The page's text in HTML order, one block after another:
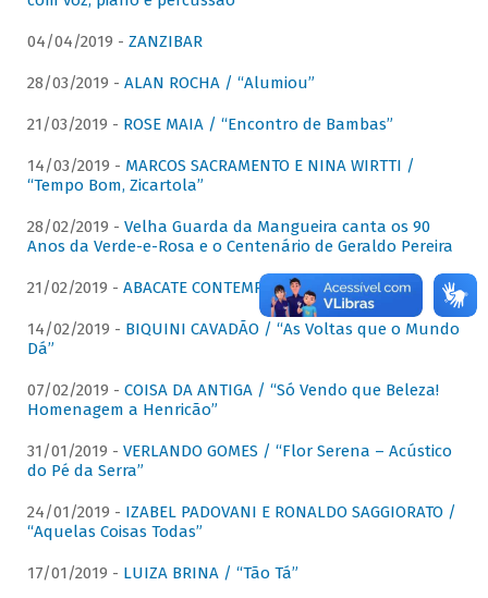
04/04/2019 - ZANZIBAR
28/03/2019 - ALAN ROCHA / “Alumiou”
21/03/2019 - ROSE MAIA / “Encontro de Bambas”
14/03/2019 - MARCOS SACRAMENTO E NINA WIRTTI /
“Tempo Bom, Zicartola”
28/02/2019 - Velha Guarda da Mangueira canta os 90
Anos da Verde-e-Rosa e o Centenário de Geraldo Pereira
21/02/2019 - ABACATE CONTEMPORÂNEO
14/02/2019 - BIQUINI CAVADÃO / “As Voltas que o Mundo
Dá”
07/02/2019 - COISA DA ANTIGA / “Só Vendo que Beleza!
Homenagem a Henricão”
31/01/2019 - VERLANDO GOMES / “Flor Serena – Acústico
do Pé da Serra”
24/01/2019 - IZABEL PADOVANI E RONALDO SAGGIORATO /
“Aquelas Coisas Todas”
17/01/2019 - LUIZA BRINA / “Tão Tá”